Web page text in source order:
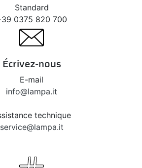
Standard
0375 820 700
Écrivez-nous
E-mail
info@lampa.it
technique
service@lampa.it